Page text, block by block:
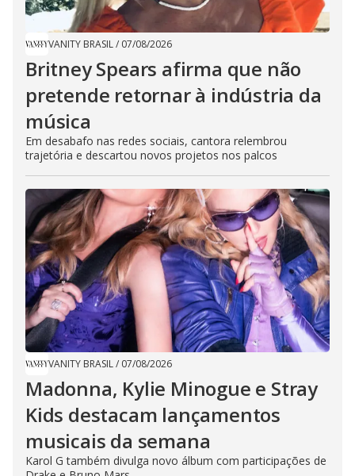
VANITY BRASIL/ 07/08/2026
Britney Spears afirma que não
pretende retornar à indústria da
música
Em desabafo nas redes sociais, cantora relembrou
trajetória e descartou novos projetos nos palcos
VANITY BRASIL/ 07/08/2026
Madonna, Kylie Minogue e Stray
Kids destacam lançamentos
musicais da semana
Karol G também divulga novo álbum com participações de